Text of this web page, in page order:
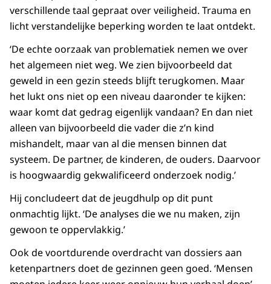
verschillende taal gepraat over veiligheid. Trauma en
licht verstandelijke beperking worden te laat ontdekt.
‘De echte oorzaak van problematiek nemen we over
het algemeen niet weg. We zien bijvoorbeeld dat
geweld in een gezin steeds blijft terugkomen. Maar
het lukt ons niet op een niveau daaronder te kijken:
waar komt dat gedrag eigenlijk vandaan? En dan niet
alleen van bijvoorbeeld die vader die z’n kind
mishandelt, maar van al die mensen binnen dat
systeem. De partner, de kinderen, de ouders. Daarvoor
is hoogwaardig gekwalificeerd onderzoek nodig.’
Hij concludeert dat de jeugdhulp op dit punt
onmachtig lijkt. ‘De analyses die we nu maken, zijn
gewoon te oppervlakkig.’
Ook de voortdurende overdracht van dossiers aan
ketenpartners doet de gezinnen geen goed. ‘Mensen